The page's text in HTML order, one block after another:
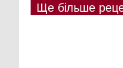
Ще більше